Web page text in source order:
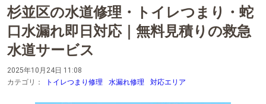
屋外の作業料金
杉並区の水道修理・トイレつまり・蛇
口水漏れ即日対応｜無料見積りの救急
水道サービス
2025年10月24日 11:08
カテゴリ：
トイレつまり修理 水漏れ修理 対応エリア